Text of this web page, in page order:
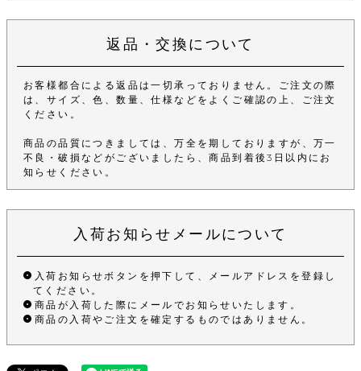
返品・交換について
お客様都合による返品は一切承っておりません。ご注文の際
は、サイズ、色、数量、仕様などをよくご確認の上、ご注文
ください。
商品の品質につきましては、万全を期しておりますが、万一
不良・破損などがございましたら、商品到着後3日以内にお
知らせください。
入荷お知らせメールについて
入荷お知らせボタンを押下して、メールアドレスを登録し
てください。
商品が入荷した際にメールでお知らせいたします。
商品の入荷やご注文を確定するものではありません。